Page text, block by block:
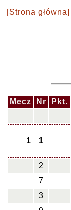
[Strona główna]
Mecz Nr Pkt.
1 1
2
7
3